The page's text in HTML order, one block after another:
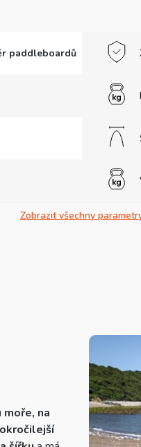
moře, na
paddleboardů
Zobrazit všechny